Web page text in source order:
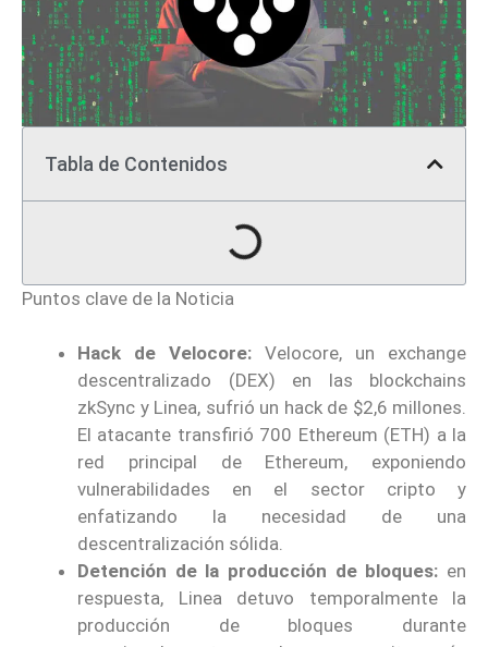
Tabla de Contenidos
Puntos clave de la Noticia
Hack de Velocore: Velocore, un exchange
descentralizado (DEX) en las blockchains
zkSync y Linea, sufrió un hack de $2,6 millones.
El atacante transfirió 700 Ethereum (ETH) a la
red principal de Ethereum, exponiendo
vulnerabilidades en el sector cripto y
enfatizando la necesidad de una
descentralización sólida.
Detención de la producción de bloques: en
respuesta, Linea detuvo temporalmente la
producción de bloques durante